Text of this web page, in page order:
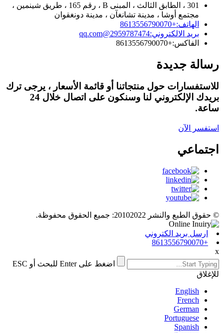
301 ، الطابق الثالث ، المبنى B ، رقم 165 ، طريق شينمين ،
مجتمع أوشا ، مدينة تشانغآن ، مدينة دونغقوان
الهاتف:+8613556790070
بريد الالكتروني:2959787474@qq.com
الفاكس:+8613556790070
رسالة جديدة
للاستفسارات حول منتجاتنا أو قائمة الأسعار ، يرجى ترك
بريدك الإلكتروني لنا وسنكون على اتصال خلال 24
ساعة.
استفسر الآن
اجتماعي
© حقوق الطبع والنشر 20102022: جميع الحقوق محفوظة.
ارسل بريد الكتروني
+8613556790070
x
اضغط على Enter للبحث أو ESC
للإغلاق
English
French
German
Portuguese
Spanish